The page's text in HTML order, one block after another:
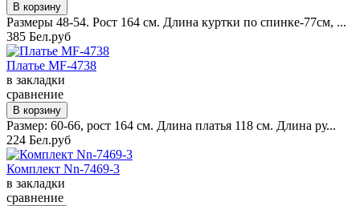
Размеры 48-54. Рост 164 см. Длина куртки по спинке-77см, ...
385 Бел.руб
Платье MF-4738
в закладки
сравнение
Размер: 60-66, рост 164 см. Длина платья 118 см. Длина ру...
224 Бел.руб
Комплект Nn-7469-3
в закладки
сравнение